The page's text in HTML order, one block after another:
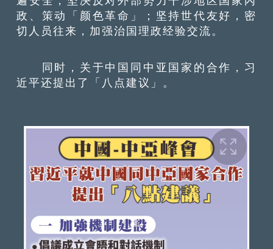
政、策动「颜色革命」；坚持世代友好，密
切人员往来，加强治国理政经验交流。
同时，关于中国同中亚国家的合作，习
近平还提出了「八点建议」。